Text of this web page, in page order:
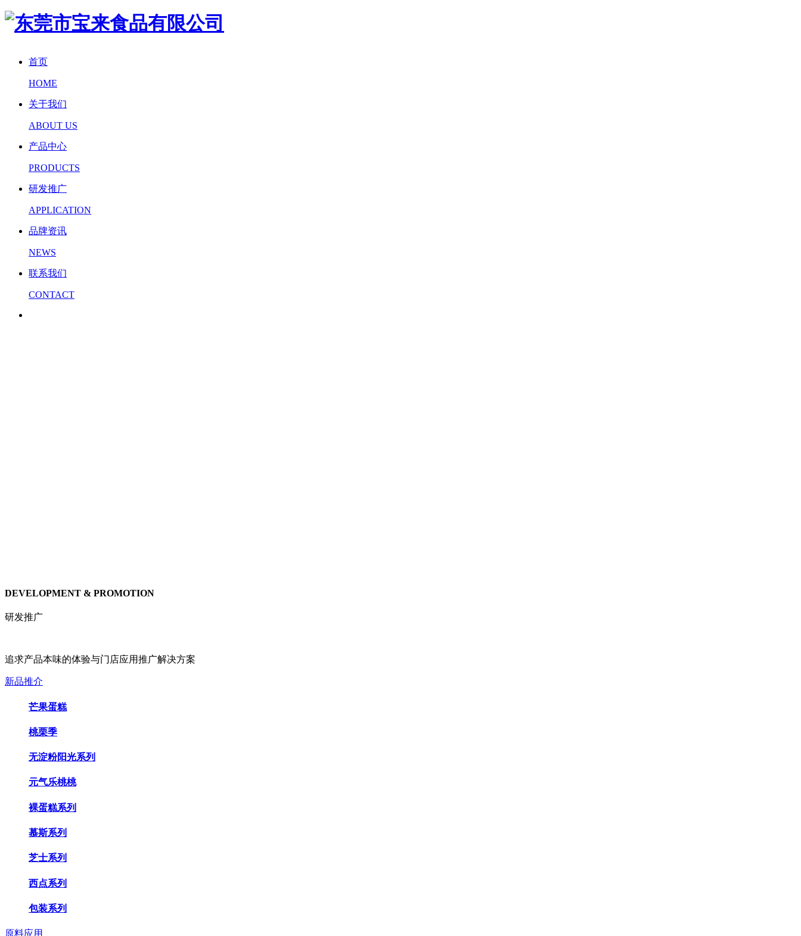
首页
HOME
关于我们
ABOUT US
产品中心
PRODUCTS
研发推广
APPLICATION
品牌资讯
NEWS
联系我们
CONTACT
DEVELOPMENT & PROMOTION
研发推广
追求产品本味的体验与门店应用推广解决方案
新品推介
芒果蛋糕
桃栗季
无淀粉阳光系列
元气乐桃桃
裸蛋糕系列
慕斯系列
芝士系列
西点系列
包装系列
原料应用